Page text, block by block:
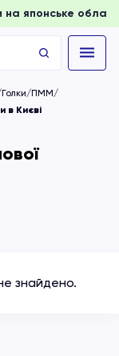
на японське
Голки/ПММ
в Києві
знайдено.